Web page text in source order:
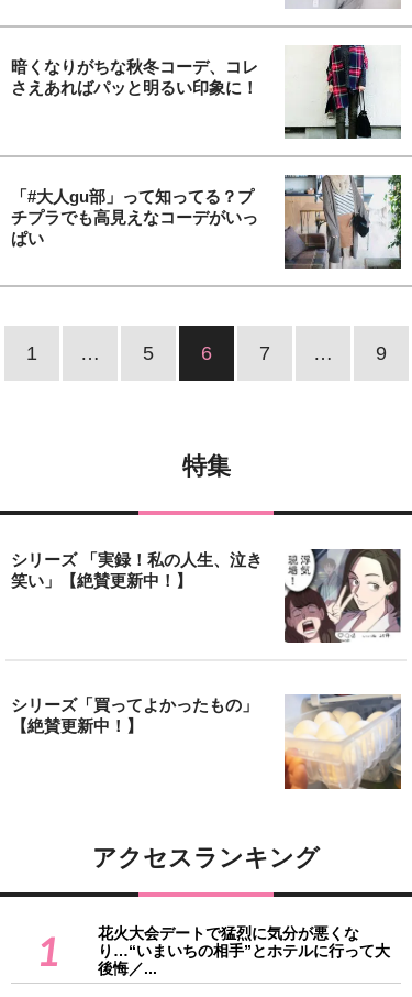
暗くなりがちな秋冬コーデ、コレ
さえあればパッと明るい印象に！
「#大人gu部」って知ってる？プ
チプラでも高見えなコーデがいっ
ぱい
1 … 5 6 7 … 9
特集
シリーズ 「実録！私の人生、泣き
笑い」【絶賛更新中！】
シリーズ「買ってよかったもの」
【絶賛更新中！】
アクセスランキング
1
花火大会デートで猛烈に気分が悪くな
り…“いまいちの相手”とホテルに行って大
後悔／...